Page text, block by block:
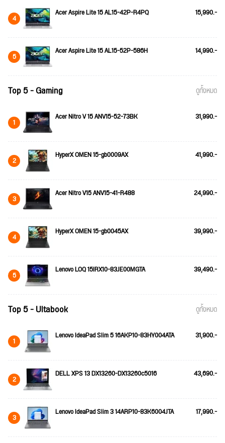
4 Acer Aspire Lite 15 AL15-42P-R4PQ 15,990.-
5 Acer Aspire Lite 15 AL15-52P-586H 14,990.-
Top 5 - Gaming ดูทั้งหมด
1 Acer Nitro V 15 ANV15-52-73BK 31,990.-
2 HyperX OMEN 15-gb0009AX 41,990.-
3 Acer Nitro V15 ANV15-41-R488 24,990.-
4 HyperX OMEN 15-gb0045AX 39,990.-
5 Lenovo LOQ 15IRX10-83JE00MGTA 39,490.-
Top 5 - Ultabook ดูทั้งหมด
1 Lenovo IdeaPad Slim 5 16AKP10-83HY004ATA 31,900.-
2 DELL XPS 13 DX13260-DX13260c5016 43,690.-
3 Lenovo IdeaPad Slim 3 14ARP10-83K6004JTA 17,990.-